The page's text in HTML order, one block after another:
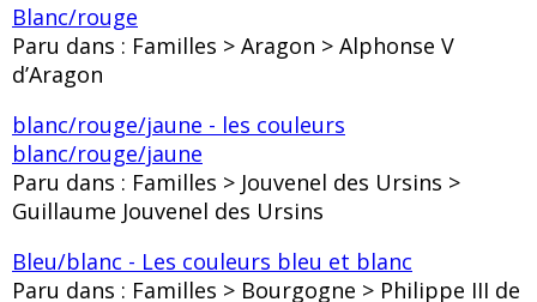
Blanc/rouge
Paru dans : Familles > Aragon > Alphonse V
d’Aragon
blanc/rouge/jaune - les couleurs
blanc/rouge/jaune
Paru dans : Familles > Jouvenel des Ursins >
Guillaume Jouvenel des Ursins
Bleu/blanc - Les couleurs bleu et blanc
Paru dans : Familles > Bourgogne > Philippe III de